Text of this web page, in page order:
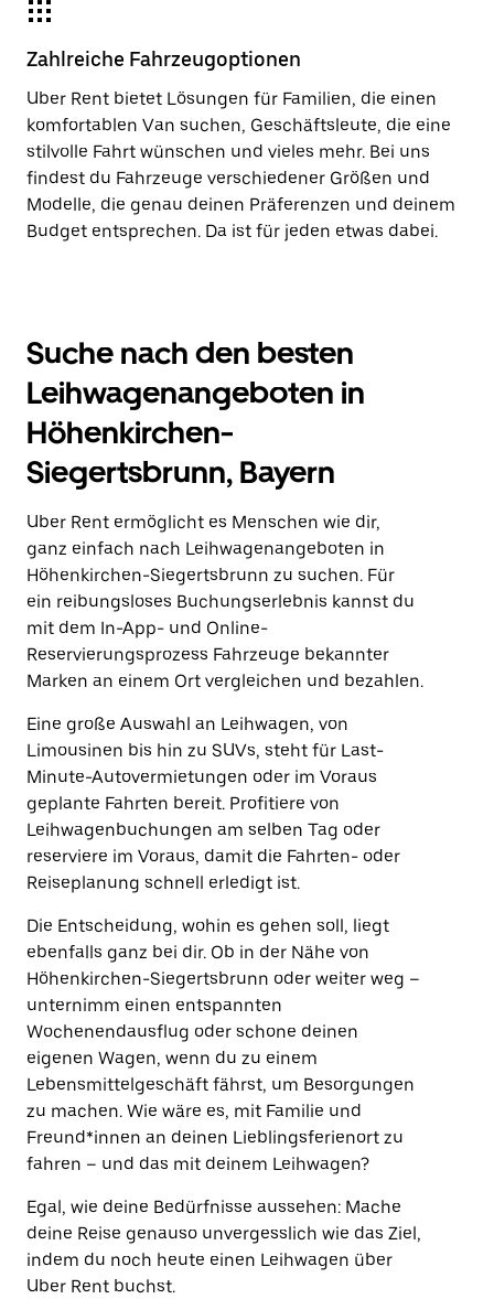
Zahlreiche Fahrzeugoptionen
Uber Rent bietet Lösungen für Familien, die einen
komfortablen Van suchen, Geschäftsleute, die eine
stilvolle Fahrt wünschen und vieles mehr. Bei uns
findest du Fahrzeuge verschiedener Größen und
Modelle, die genau deinen Präferenzen und deinem
Budget entsprechen. Da ist für jeden etwas dabei.
Suche nach den besten
Leihwagenangeboten in
Höhenkirchen-
Siegertsbrunn, Bayern
Uber Rent ermöglicht es Menschen wie dir,
ganz einfach nach Leihwagenangeboten in
Höhenkirchen-Siegertsbrunn zu suchen. Für
ein reibungsloses Buchungserlebnis kannst du
mit dem In-App- und Online-
Reservierungsprozess Fahrzeuge bekannter
Marken an einem Ort vergleichen und bezahlen.
Eine große Auswahl an Leihwagen, von
Limousinen bis hin zu SUVs, steht für Last-
Minute-Autovermietungen oder im Voraus
geplante Fahrten bereit. Profitiere von
Leihwagenbuchungen am selben Tag oder
reserviere im Voraus, damit die Fahrten- oder
Reiseplanung schnell erledigt ist.
Die Entscheidung, wohin es gehen soll, liegt
ebenfalls ganz bei dir. Ob in der Nähe von
Höhenkirchen-Siegertsbrunn oder weiter weg –
unternimm einen entspannten
Wochenendausflug oder schone deinen
eigenen Wagen, wenn du zu einem
Lebensmittelgeschäft fährst, um Besorgungen
zu machen. Wie wäre es, mit Familie und
Freund*innen an deinen Lieblingsferienort zu
fahren – und das mit deinem Leihwagen?
Egal, wie deine Bedürfnisse aussehen: Mache
deine Reise genauso unvergesslich wie das Ziel,
indem du noch heute einen Leihwagen über
Uber Rent buchst.